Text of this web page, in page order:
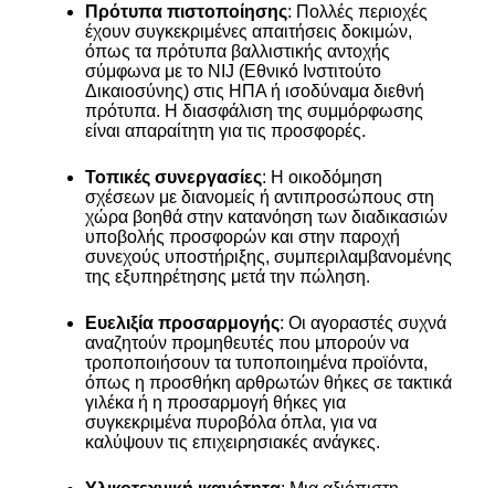
Πρότυπα πιστοποίησης: Πολλές περιοχές
έχουν συγκεκριμένες απαιτήσεις δοκιμών,
όπως τα πρότυπα βαλλιστικής αντοχής
σύμφωνα με το NIJ (Εθνικό Ινστιτούτο
Δικαιοσύνης) στις ΗΠΑ ή ισοδύναμα διεθνή
πρότυπα. Η διασφάλιση της συμμόρφωσης
είναι απαραίτητη για τις προσφορές.
Τοπικές συνεργασίες: Η οικοδόμηση
σχέσεων με διανομείς ή αντιπροσώπους στη
χώρα βοηθά στην κατανόηση των διαδικασιών
υποβολής προσφορών και στην παροχή
συνεχούς υποστήριξης, συμπεριλαμβανομένης
της εξυπηρέτησης μετά την πώληση.
Ευελιξία προσαρμογής: Οι αγοραστές συχνά
αναζητούν προμηθευτές που μπορούν να
τροποποιήσουν τα τυποποιημένα προϊόντα,
όπως η προσθήκη αρθρωτών θήκες σε τακτικά
γιλέκα ή η προσαρμογή θήκες για
συγκεκριμένα πυροβόλα όπλα, για να
καλύψουν τις επιχειρησιακές ανάγκες.